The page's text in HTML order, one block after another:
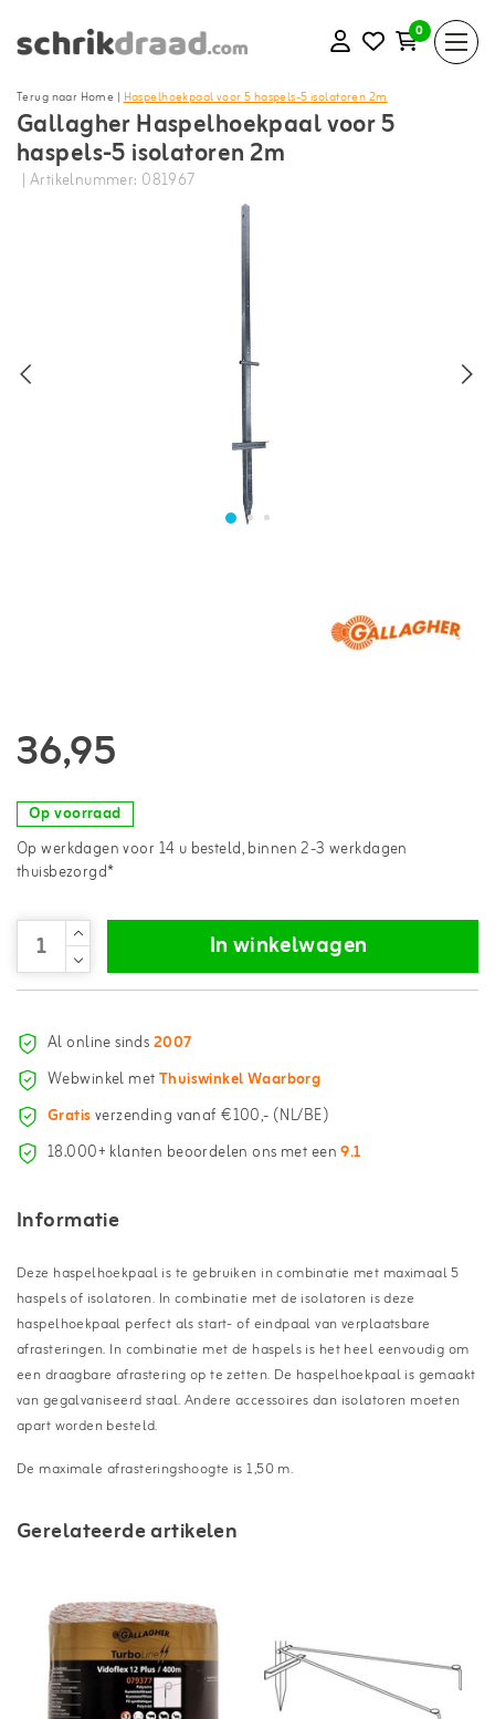
0
Terug naar Home |Haspelhoekpaal voor 5 haspels-5 isolatoren 2m
Gallagher Haspelhoekpaal voor 5
haspels-5 isolatoren 2m
| Artikelnummer: 081967
36,95
Op voorraad
Op werkdagen voor 14 u besteld, binnen 2-3 werkdagen
thuisbezorgd*
In winkelwagen
Al online sinds2007
Webwinkel metThuiswinkel Waarborg
Gratisverzending vanaf €100,- (NL/BE)
18.000+ klanten beoordelen ons met een9.1
Informatie
Deze haspelhoekpaal is te gebruiken in combinatie met maximaal 5
haspels of isolatoren. In combinatie met de isolatoren is deze
haspelhoekpaal perfect als start- of eindpaal van verplaatsbare
afrasteringen. In combinatie met de haspels is het heel eenvoudig om
een draagbare afrastering op te zetten. De haspelhoekpaal is gemaakt
van gegalvaniseerd staal. Andere accessoires dan isolatoren moeten
apart worden besteld.
De maximale afrasteringshoogte is 1,50 m.
Gerelateerde artikelen